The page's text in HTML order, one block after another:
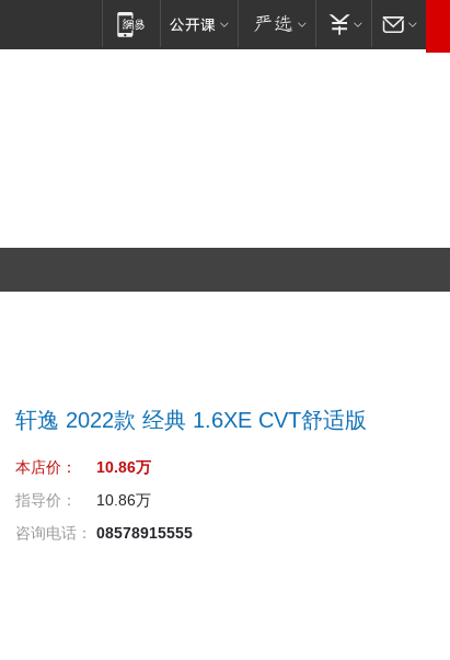
轩逸 2022款 经典 1.6XE CVT舒适版
本店价：
10.86万
指导价：
10.86万
咨询电话：
08578915555